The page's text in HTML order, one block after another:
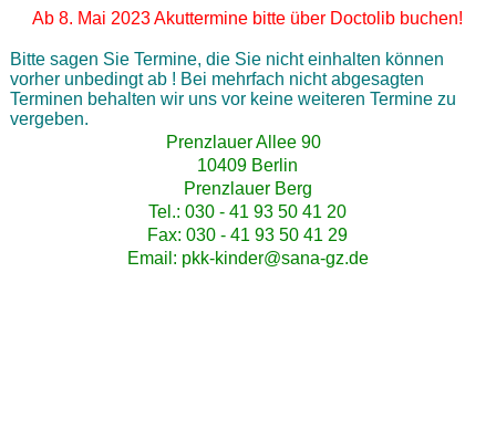
Ab 8. Mai 2023 Akuttermine bitte über Doctolib buchen!
Bitte sagen Sie Termine, die Sie nicht einhalten können
vorher unbedingt ab ! Bei mehrfach nicht abgesagten
Terminen behalten wir uns vor keine weiteren Termine zu
vergeben.
Prenzlauer Allee 90
10409 Berlin
Prenzlauer Berg
Tel.: 030 - 41 93 50 41 20
Fax: 030 - 41 93 50 41 29
Email: pkk-kinder@sana-gz.de